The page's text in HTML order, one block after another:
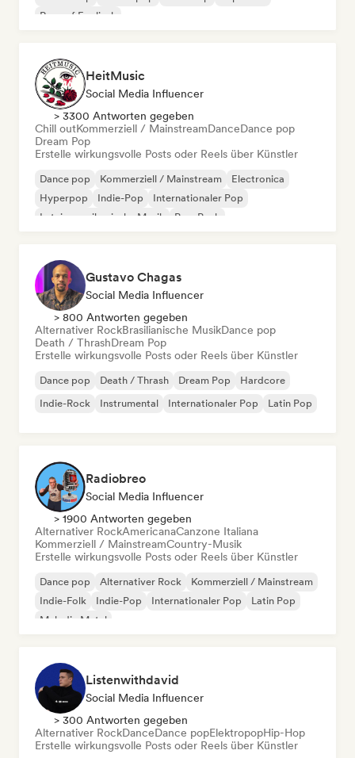
Rap auf Englisch
HeitMusic
Social Media Influencer
> 3300 Antworten gegeben
Chill outKommerziell / MainstreamDanceDance pop
Dream Pop
Erstelle wirkungsvolle Posts oder Reels über Künstler
Dance pop Kommerziell / Mainstream
Electronica
Hyperpop
Indie-Pop
Internationaler Pop
Lateinamerikanische Musik
Pop-Punk
Gustavo Chagas
Social Media Influencer
> 800 Antworten gegeben
Alternativer RockBrasilianische MusikDance pop
Death / ThrashDream Pop
Erstelle wirkungsvolle Posts oder Reels über Künstler
Dance pop Death / Thrash Dream Pop
Hardcore
Indie-Rock
Instrumental Internationaler Pop Latin Pop
Radiobreo
Social Media Influencer
> 1900 Antworten gegeben
Alternativer RockAmericanaCanzone Italiana
Kommerziell / MainstreamCountry-Musik
Erstelle wirkungsvolle Posts oder Reels über Künstler
Dance pop Alternativer Rock
Kommerziell / Mainstream
Indie-Folk
Indie-Pop Internationaler Pop
Latin Pop
Melodic Metal
Listenwithdavid
Social Media Influencer
> 300 Antworten gegeben
Alternativer RockDanceDance popElektropopHip-Hop
Erstelle wirkungsvolle Posts oder Reels über Künstler